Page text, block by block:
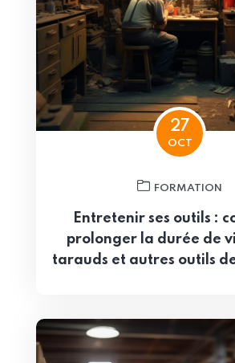
27
OCT
FORMATION
Entretenir ses outils :
prolonger la durée de
tarauds et autres outils